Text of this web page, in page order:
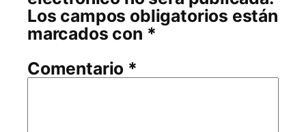
Los campos obligatorios están
marcados con *
Comentario *